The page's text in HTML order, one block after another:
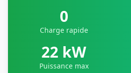
0
Charge rapide
22 kW
Puissance max